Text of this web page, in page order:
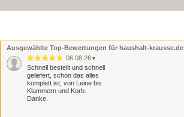
Ausgewählte Top-Bewertungen für haushalt-krausse.de
06.08.26 ▼
Schnell bestellt und schnell
geliefert, schön das alles
komplett ist, von Leine bis
Klammern und Korb.
Danke.